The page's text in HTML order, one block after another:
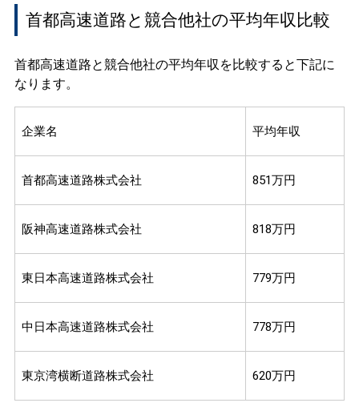
首都高速道路と競合他社の平均年収比較
首都高速道路と競合他社の平均年収を比較すると下記に
なります。
企業名 平均年収
首都高速道路株式会社 851万円
阪神高速道路株式会社 818万円
東日本高速道路株式会社 779万円
中日本高速道路株式会社 778万円
東京湾横断道路株式会社 620万円